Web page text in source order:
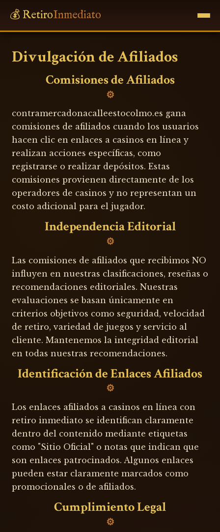
💰 RetiroInmediato
Divulgación de Afiliados
Comisiones de Afiliados
contramercadonacalleestocolmo.es gana
comisiones de afiliados cuando los usuarios
hacen clic en enlaces a casinos en línea y
realizan acciones específicas, como
registrarse o realizar depósitos. Estas
comisiones provienen directamente de los
operadores de casinos y no representan un
costo adicional para el jugador.
Independencia Editorial
Las comisiones de afiliados que recibimos NO
influyen en nuestras clasificaciones, reseñas o
recomendaciones editoriales. Nuestras
evaluaciones se basan únicamente en
criterios objetivos como seguridad, velocidad
de retiro, variedad de juegos y servicio al
cliente. Mantenemos la integridad editorial
en todas nuestras recomendaciones.
Identificación de Enlaces Afiliados
Los enlaces afiliados a casinos en línea con
retiro inmediato se identifican claramente
dentro del contenido mediante etiquetas
como "Sitio Oficial" o notas que indican que
son enlaces patrocinados. Algunos enlaces
pueden estar claramente marcados como
promocionales o de afiliados.
Cumplimiento Legal